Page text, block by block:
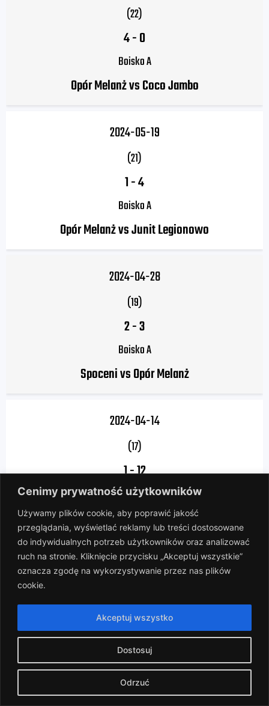
Cenimy prywatność użytkowników
Używamy plików cookie, aby poprawić jakość
przeglądania, wyświetlać reklamy lub treści dostosowane
do indywidualnych potrzeb użytkowników oraz analizować
ruch na stronie. Kliknięcie przycisku „Akceptuj wszystkie”
oznacza zgodę na wykorzystywanie przez nas plików
cookie.
Dostosuj
Odrzuć
Akceptuj wszystko
(22)
4-0
Boisko A
Opór Melanż vs Coco Jambo
2024-05-19
(21)
1-4
Boisko A
Opór Melanż vs Junit Legionowo
2024-04-28
(19)
2-3
Boisko A
Spoceni vs Opór Melanż
2024-04-14
(17)
1-12
Boisko C
Gdzieś Grali vs Opór Melanż
2024-04-07
1-10
Boisko A
Bianconeri vs Opór Melanż